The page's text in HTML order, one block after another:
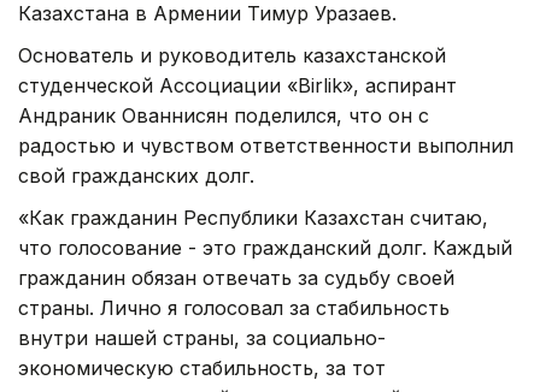
Казахстана в Армении Тимур Уразаев.
Основатель и руководитель казахстанской
студенческой Ассоциации «Birlik», аспирант
Андраник Ованнисян поделился, что он с
радостью и чувством ответственности выполнил
свой гражданских долг.
«Как гражданин Республики Казахстан считаю,
что голосование - это гражданский долг. Каждый
гражданин обязан отвечать за судьбу своей
страны. Лично я голосовал за стабильность
внутри нашей страны, за социально-
экономическую стабильность, за тот